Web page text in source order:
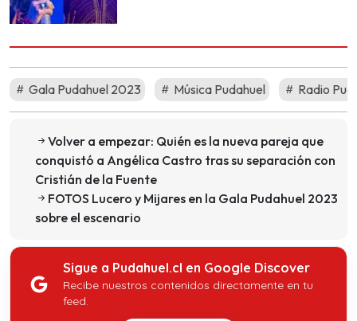
Gala Pudahuel 2023 Música Pudahuel Radio
Volver a empezar: Quién es la nueva pareja que
conquistó a Angélica Castro tras su separación con
Cristián de la Fuente
FOTOS Lucero y Mijares en la Gala Pudahuel 2023
sobre el escenario
Sigue a Pudahuel.cl en Google Discover
Recibe nuestros contenidos directamente en tu
feed.